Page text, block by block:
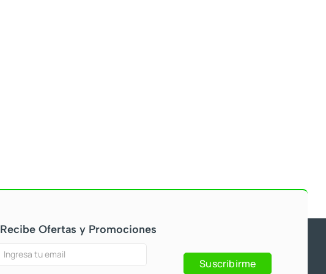
Recibe Ofertas y Promociones
Ofertas
Suscribirme